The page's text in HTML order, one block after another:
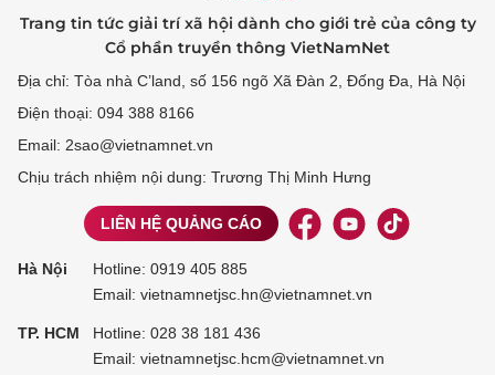
Trang tin tức giải trí xã hội dành cho giới trẻ của công ty
Cổ phần truyền thông VietNamNet
Địa chỉ: Tòa nhà C’land, số 156 ngõ Xã Đàn 2, Đống Đa, Hà Nội
Điện thoại: 094 388 8166
Email: 2sao@vietnamnet.vn
Chịu trách nhiệm nội dung: Trương Thị Minh Hưng
LIÊN HỆ QUẢNG CÁO
Hà Nội Hotline: 0919 405 885
Email: vietnamnetjsc.hn@vietnamnet.vn
TP. HCM Hotline: 028 38 181 436
Email: vietnamnetjsc.hcm@vietnamnet.vn